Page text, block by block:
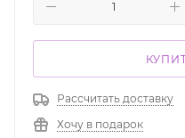
Рассчитать доставку
Хочу в подарок